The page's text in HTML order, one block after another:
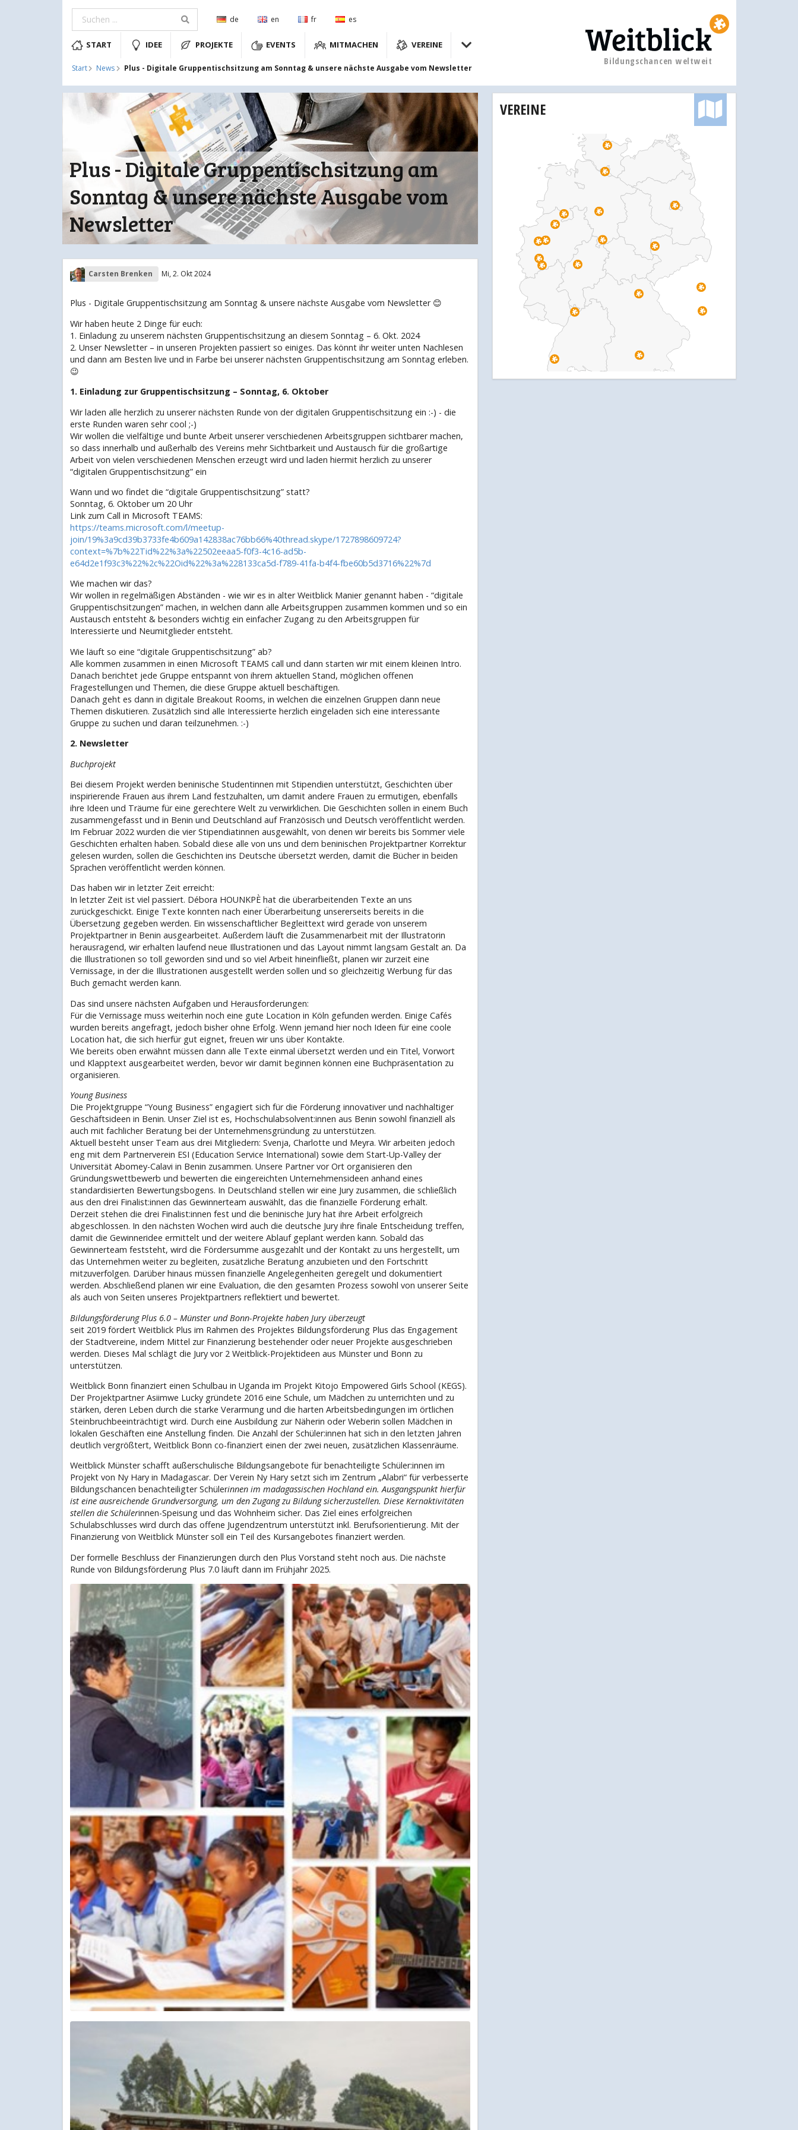
de en fr es
START IDEE PROJEKTE EVENTS MITMACHEN VEREINE
Start News Plus - Digitale Gruppentischsitzung am Sonntag & unsere nächste Ausgabe vom Newsletter
Bildungschancen weltweit
Plus - Digitale Gruppentischsitzung am
Sonntag & unsere nächste Ausgabe vom
Newsletter
Carsten Brenken Mi, 2. Okt 2024
Plus - Digitale Gruppentischsitzung am Sonntag & unsere nächste Ausgabe vom Newsletter 😊
Wir haben heute 2 Dinge für euch:
1. Einladung zu unserem nächsten Gruppentischsitzung an diesem Sonntag – 6. Okt. 2024
2. Unser Newsletter – in unseren Projekten passiert so einiges. Das könnt ihr weiter unten Nachlesen
und dann am Besten live und in Farbe bei unserer nächsten Gruppentischsitzung am Sonntag erleben.
😉
1. Einladung zur Gruppentischsitzung – Sonntag, 6. Oktober
Wir laden alle herzlich zu unserer nächsten Runde von der digitalen Gruppentischsitzung ein :-) - die
erste Runden waren sehr cool ;-)
Wir wollen die vielfältige und bunte Arbeit unserer verschiedenen Arbeitsgruppen sichtbarer machen,
so dass innerhalb und außerhalb des Vereins mehr Sichtbarkeit und Austausch für die großartige
Arbeit von vielen verschiedenen Menschen erzeugt wird und laden hiermit herzlich zu unserer
“digitalen Gruppentischsitzung” ein
Wann und wo findet die “digitale Gruppentischsitzung” statt?
Sonntag, 6. Oktober um 20 Uhr
Link zum Call in Microsoft TEAMS:
https://teams.microsoft.com/l/meetup-
join/19%3a9cd39b3733fe4b609a142838ac76bb66%40thread.skype/1727898609724?
context=%7b%22Tid%22%3a%22502eeaa5-f0f3-4c16-ad5b-
e64d2e1f93c3%22%2c%22Oid%22%3a%228133ca5d-f789-41fa-b4f4-fbe60b5d3716%22%7d
Wie machen wir das?
Wir wollen in regelmäßigen Abständen - wie wir es in alter Weitblick Manier genannt haben - “digitale
Gruppentischsitzungen” machen, in welchen dann alle Arbeitsgruppen zusammen kommen und so ein
Austausch entsteht & besonders wichtig ein einfacher Zugang zu den Arbeitsgruppen für
Interessierte und Neumitglieder entsteht.
Wie läuft so eine “digitale Gruppentischsitzung” ab?
Alle kommen zusammen in einen Microsoft TEAMS call und dann starten wir mit einem kleinen Intro.
Danach berichtet jede Gruppe entspannt von ihrem aktuellen Stand, möglichen offenen
Fragestellungen und Themen, die diese Gruppe aktuell beschäftigen.
Danach geht es dann in digitale Breakout Rooms, in welchen die einzelnen Gruppen dann neue
Themen diskutieren. Zusätzlich sind alle Interessierte herzlich eingeladen sich eine interessante
Gruppe zu suchen und daran teilzunehmen. :-)
2. Newsletter
Buchprojekt
Bei diesem Projekt werden beninische Studentinnen mit Stipendien unterstützt, Geschichten über
inspirierende Frauen aus ihrem Land festzuhalten, um damit andere Frauen zu ermutigen, ebenfalls
ihre Ideen und Träume für eine gerechtere Welt zu verwirklichen. Die Geschichten sollen in einem Buch
zusammengefasst und in Benin und Deutschland auf Französisch und Deutsch veröffentlicht werden.
Im Februar 2022 wurden die vier Stipendiatinnen ausgewählt, von denen wir bereits bis Sommer viele
Geschichten erhalten haben. Sobald diese alle von uns und dem beninischen Projektpartner Korrektur
gelesen wurden, sollen die Geschichten ins Deutsche übersetzt werden, damit die Bücher in beiden
Sprachen veröffentlicht werden können.
Das haben wir in letzter Zeit erreicht:
In letzter Zeit ist viel passiert. Débora HOUNKPÈ hat die überarbeitenden Texte an uns
zurückgeschickt. Einige Texte konnten nach einer Überarbeitung unsererseits bereits in die
Übersetzung gegeben werden. Ein wissenschaftlicher Begleittext wird gerade von unserem
Projektpartner in Benin ausgearbeitet. Außerdem läuft die Zusammenarbeit mit der Illustratorin
herausragend, wir erhalten laufend neue Illustrationen und das Layout nimmt langsam Gestalt an. Da
die Illustrationen so toll geworden sind und so viel Arbeit hineinfließt, planen wir zurzeit eine
Vernissage, in der die Illustrationen ausgestellt werden sollen und so gleichzeitig Werbung für das
Buch gemacht werden kann.
Das sind unsere nächsten Aufgaben und Herausforderungen:
Für die Vernissage muss weiterhin noch eine gute Location in Köln gefunden werden. Einige Cafés
wurden bereits angefragt, jedoch bisher ohne Erfolg. Wenn jemand hier noch Ideen für eine coole
Location hat, die sich hierfür gut eignet, freuen wir uns über Kontakte.
Wie bereits oben erwähnt müssen dann alle Texte einmal übersetzt werden und ein Titel, Vorwort
und Klapptext ausgearbeitet werden, bevor wir damit beginnen können eine Buchpräsentation zu
organisieren.
Young Business
Die Projektgruppe “Young Business” engagiert sich für die Förderung innovativer und nachhaltiger
Geschäftsideen in Benin. Unser Ziel ist es, Hochschulabsolvent:innen aus Benin sowohl finanziell als
auch mit fachlicher Beratung bei der Unternehmensgründung zu unterstützen.
Aktuell besteht unser Team aus drei Mitgliedern: Svenja, Charlotte und Meyra. Wir arbeiten jedoch
eng mit dem Partnerverein ESI (Education Service International) sowie dem Start-Up-Valley der
Universität Abomey-Calavi in Benin zusammen. Unsere Partner vor Ort organisieren den
Gründungswettbewerb und bewerten die eingereichten Unternehmensideen anhand eines
standardisierten Bewertungsbogens. In Deutschland stellen wir eine Jury zusammen, die schließlich
aus den drei Finalist:innen das Gewinnerteam auswählt, das die finanzielle Förderung erhält.
Derzeit stehen die drei Finalist:innen fest und die beninische Jury hat ihre Arbeit erfolgreich
abgeschlossen. In den nächsten Wochen wird auch die deutsche Jury ihre finale Entscheidung treffen,
damit die Gewinneridee ermittelt und der weitere Ablauf geplant werden kann. Sobald das
Gewinnerteam feststeht, wird die Fördersumme ausgezahlt und der Kontakt zu uns hergestellt, um
das Unternehmen weiter zu begleiten, zusätzliche Beratung anzubieten und den Fortschritt
mitzuverfolgen. Darüber hinaus müssen finanzielle Angelegenheiten geregelt und dokumentiert
werden. Abschließend planen wir eine Evaluation, die den gesamten Prozess sowohl von unserer Seite
als auch von Seiten unseres Projektpartners reflektiert und bewertet.
Bildungsförderung Plus 6.0 – Münster und Bonn-Projekte haben Jury überzeugt
seit 2019 fördert Weitblick Plus im Rahmen des Projektes Bildungsförderung Plus das Engagement
der Stadtvereine, indem Mittel zur Finanzierung bestehender oder neuer Projekte ausgeschrieben
werden. Dieses Mal schlägt die Jury vor 2 Weitblick-Projektideen aus Münster und Bonn zu
unterstützen.
Weitblick Bonn finanziert einen Schulbau in Uganda im Projekt Kitojo Empowered Girls School (KEGS).
Der Projektpartner Asiimwe Lucky gründete 2016 eine Schule, um Mädchen zu unterrichten und zu
stärken, deren Leben durch die starke Verarmung und die harten Arbeitsbedingungen im örtlichen
Steinbruchbeeinträchtigt wird. Durch eine Ausbildung zur Näherin oder Weberin sollen Mädchen in
lokalen Geschäften eine Anstellung finden. Die Anzahl der Schüler:innen hat sich in den letzten Jahren
deutlich vergrößtert, Weitblick Bonn co-finanziert einen der zwei neuen, zusätzlichen Klassenräume.
Weitblick Münster schafft außerschulische Bildungsangebote für benachteiligte Schüler:innen im
Projekt von Ny Hary in Madagascar. Der Verein Ny Hary setzt sich im Zentrum „Alabri“ für verbesserte
Bildungschancen benachteiligter Schülerinnen im madagassischen Hochland ein. Ausgangspunkt hierfür
ist eine ausreichende Grundversorgung, um den Zugang zu Bildung sicherzustellen. Diese Kernaktivitäten
stellen die Schülerinnen-Speisung und das Wohnheim sicher. Das Ziel eines erfolgreichen
Schulabschlusses wird durch das offene Jugendzentrum unterstützt inkl. Berufsorientierung. Mit der
Finanzierung von Weitblick Münster soll ein Teil des Kursangebotes finanziert werden.
Der formelle Beschluss der Finanzierungen durch den Plus Vorstand steht noch aus. Die nächste
Runde von Bildungsförderung Plus 7.0 läuft dann im Frühjahr 2025.
VEREINE